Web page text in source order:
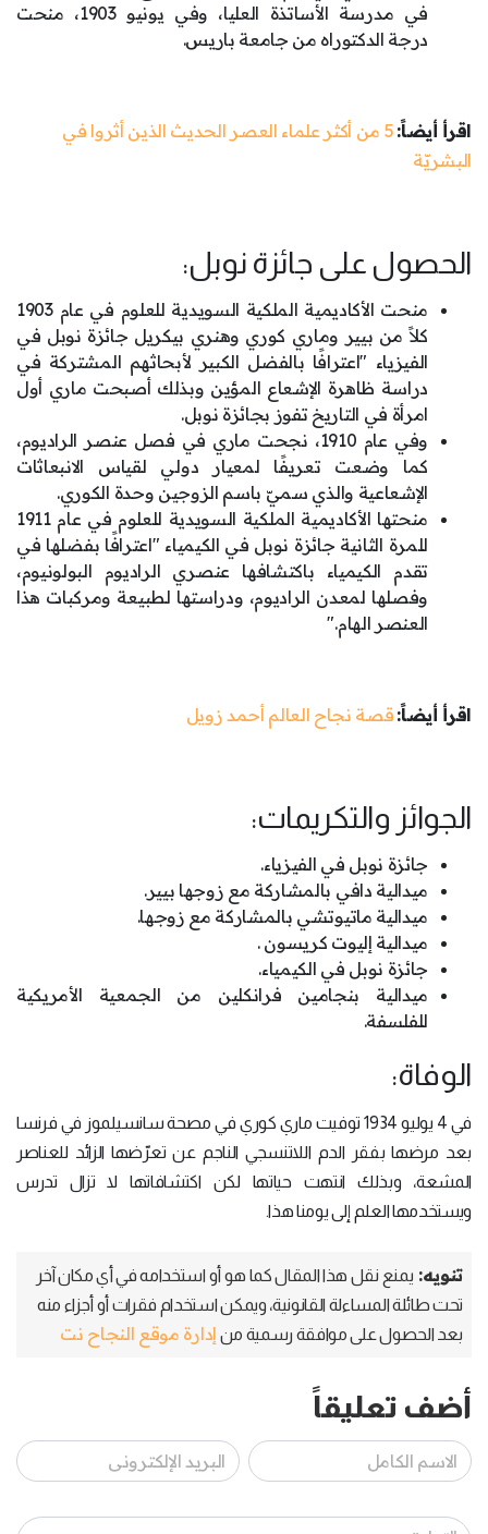
في مدرسة الأساتذة العليا، وفي يونيو 1903، منحت
درجة الدكتوراه من جامعة باريس.
اقرأ أيضاً:
5 من أكثر علماء العصر الحديث الذين أثروا في
البشريّة
الحصول على جائزة نوبل:
منحت الأكاديمية الملكية السويدية للعلوم في عام 1903
كلاً من بيير وماري كوري وهنري بيكريل جائزة نوبل في
الفيزياء "اعترافًا بالفضل الكبير لأبحاثهم المشتركة في
دراسة ظاهرة الإشعاع المؤين وبذلك أصبحت ماري أول
امرأة في التاريخ تفوز بجائزة نوبل.
وفي عام 1910، نجحت ماري في فصل عنصر الراديوم،
كما وضعت تعريفًا لمعيار دولي لقياس الانبعاثات
الإشعاعية والذي سميّ باسم الزوجين وحدة الكوري.
منحتها الأكاديمية الملكية السويدية للعلوم في عام 1911
للمرة الثانية جائزة نوبل في الكيمياء "اعترافًا بفضلها في
تقدم الكيمياء باكتشافها عنصري الراديوم البولونيوم،
وفصلها لمعدن الراديوم، ودراستها لطبيعة ومركبات هذا
العنصر الهام."
اقرأ أيضاً: قصة نجاح العالم أحمد زويل
الجوائز والتكريمات:
جائزة نوبل في الفيزياء.
ميدالية دافي بالمشاركة مع زوجها بيير.
ميدالية ماتيوتشي بالمشاركة مع زوجها.
ميدالية إليوت كريسون .
جائزة نوبل في الكيمياء.
ميدالية بنجامين فرانكلين من الجمعية الأمريكية
للفلسفة.
الوفاة:
في 4 يوليو 1934 توفيت ماري كوري في مصحة سانسيلموز في فرنسا
بعد مرضها بفقر الدم اللاتنسجي الناجم عن تعرّضها الزائد للعناصر
المشعة، وبذلك انتهت حياتها لكن اكتشافاتها لا تزال تدرس
ويستخدمها العلم إلى يومنا هذا.
تنويه: يمنع نقل هذا المقال كما هو أو استخدامه في أي مكان آخر
تحت طائلة المساءلة القانونية، ويمكن استخدام فقرات أو أجزاء منه
بعد الحصول على موافقة رسمية من إدارة موقع النجاح نت
أضف تعليقاً